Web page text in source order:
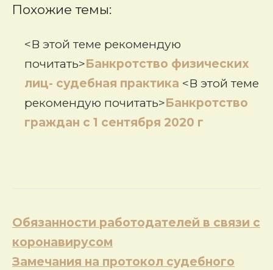
Похожие темы:
<В этой теме рекомендую
почитать>Банкротство физических
лиц- судебная практика <В этой теме
рекомендую почитать>Банкротство
граждан с 1 сентября 2020 г
Навигация
по
записям
Обязанности работодателей в связи с
коронавирусом
Замечания на протокол судебного